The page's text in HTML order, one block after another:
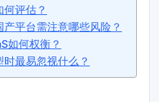
评估？
平台需注意哪些风险？
如何权衡？
最易忽视什么？